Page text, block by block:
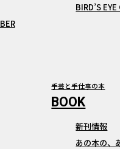
BIRD’S
手芸と手仕事の本
新刊情報
あの本の、